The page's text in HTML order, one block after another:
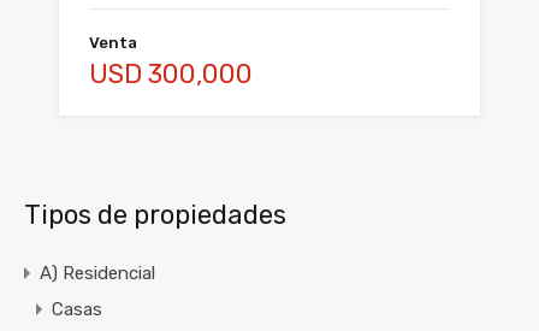
Venta
USD 300,000
Tipos de propiedades
A) Residencial
Casas